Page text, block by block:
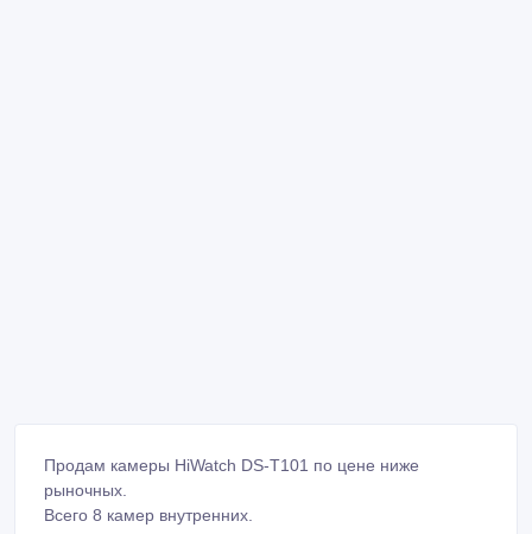
Продам камеры HiWatch DS-T101 по цене ниже
рыночных.
Всего 8 камер внутренних.